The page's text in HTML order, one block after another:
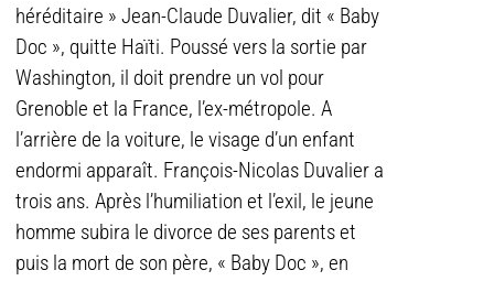
héréditaire » Jean-Claude Duvalier, dit « Baby
Doc », quitte Haïti. Poussé vers la sortie par
Washington, il doit prendre un vol pour
Grenoble et la France, l’ex-métropole. A
l’arrière de la voiture, le visage d’un enfant
endormi apparaît. François-Nicolas Duvalier a
trois ans. Après l’humiliation et l’exil, le jeune
homme subira le divorce de ses parents et
puis la mort de son père, « Baby Doc », en